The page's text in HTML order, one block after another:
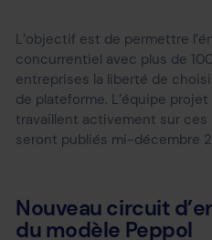
L’objectif est de permettre
concurrentiel avec plus de
entreprises la liberté de
de plateforme. L’équipe projet
travaillent activement sur ces
seront publiés mi-décembre
Nouveau circuit
du modèle Peppol